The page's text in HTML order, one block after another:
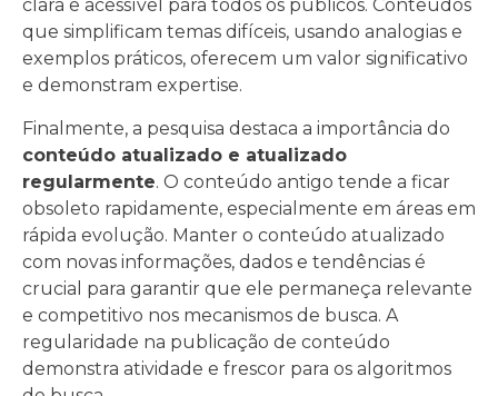
clara e acessível para todos os públicos. Conteúdos
que simplificam temas difíceis, usando analogias e
exemplos práticos, oferecem um valor significativo
e demonstram expertise.
Finalmente, a pesquisa destaca a importância do
conteúdo atualizado e atualizado
regularmente. O conteúdo antigo tende a ficar
obsoleto rapidamente, especialmente em áreas em
rápida evolução. Manter o conteúdo atualizado
com novas informações, dados e tendências é
crucial para garantir que ele permaneça relevante
e competitivo nos mecanismos de busca. A
regularidade na publicação de conteúdo
demonstra atividade e frescor para os algoritmos